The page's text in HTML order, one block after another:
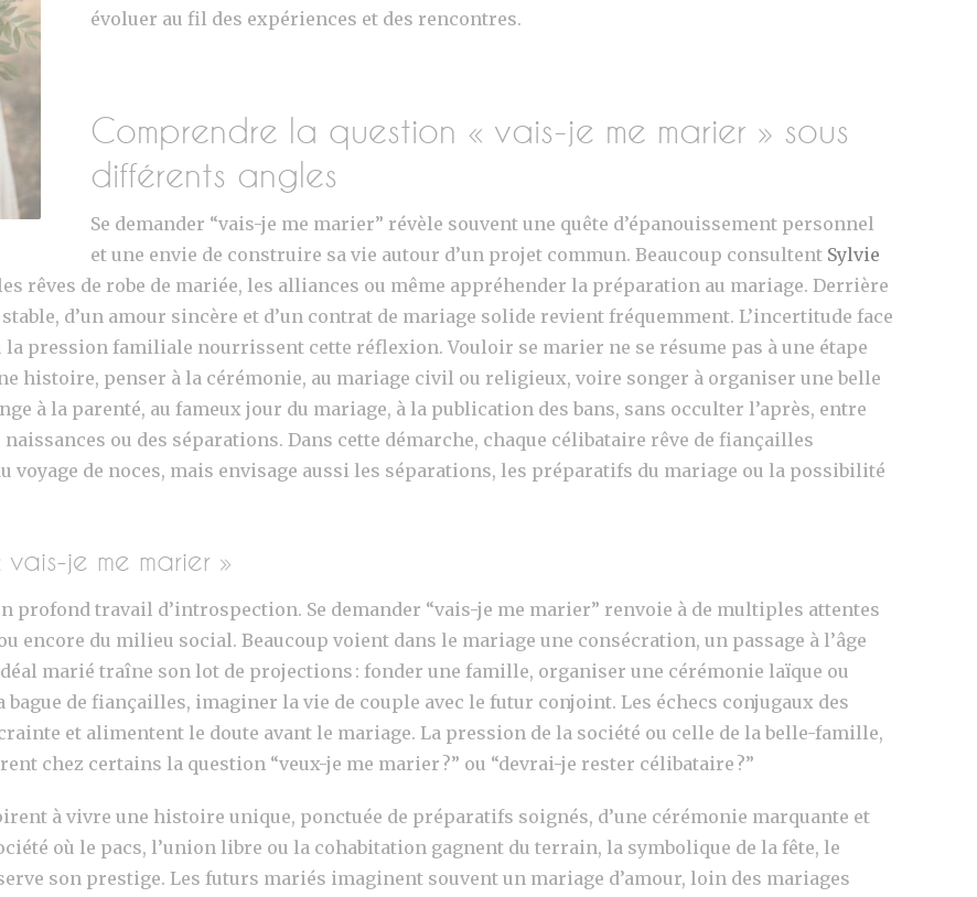
évoluer au fil des expériences et des rencontres.
Comprendre la question « vais-je me marier » sous
différents angles
Se demander “vais-je me marier” révèle souvent une quête d’épanouissement personnel
et une envie de construire sa vie autour d’un projet commun. Beaucoup consultent Sylvie
rêves de robe de mariée, les alliances ou même appréhender la préparation au mariage. Derrière
d’un amour sincère et d’un contrat de mariage solide revient fréquemment. L’incertitude face
la pression familiale nourrissent cette réflexion. Vouloir se marier ne se résume pas à une étape
histoire, penser à la cérémonie, au mariage civil ou religieux, voire songer à organiser une belle
à la parenté, au fameux jour du mariage, à la publication des bans, sans occulter l’après, entre
ou des séparations. Dans cette démarche, chaque célibataire rêve de fiançailles
voyage de noces, mais envisage aussi les séparations, les préparatifs du mariage ou la possibilité
je me marier »
travail d’introspection. Se demander “vais-je me marier” renvoie à de multiples attentes
encore du milieu social. Beaucoup voient dans le mariage une consécration, un passage à l’âge
marié traîne son lot de projections : fonder une famille, organiser une cérémonie laïque ou
de fiançailles, imaginer la vie de couple avec le futur conjoint. Les échecs conjugaux des
et alimentent le doute avant le mariage. La pression de la société ou celle de la belle-famille,
chez certains la question “veux-je me marier ?” ou “devrai-je rester célibataire ?”
à vivre une histoire unique, ponctuée de préparatifs soignés, d’une cérémonie marquante et
où le pacs, l’union libre ou la cohabitation gagnent du terrain, la symbolique de la fête, le
son prestige. Les futurs mariés imaginent souvent un mariage d’amour, loin des mariages